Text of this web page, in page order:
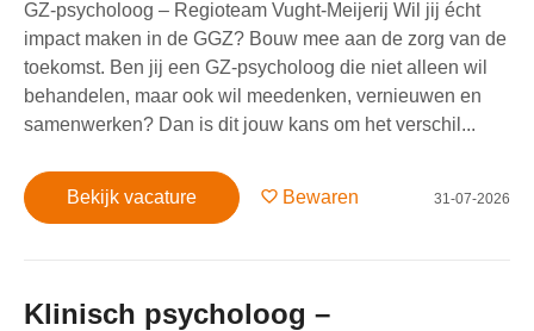
GZ-psycholoog – Regioteam Vught-Meijerij Wil jij écht
impact maken in de GGZ? Bouw mee aan de zorg van de
toekomst. Ben jij een GZ-psycholoog die niet alleen wil
behandelen, maar ook wil meedenken, vernieuwen en
samenwerken? Dan is dit jouw kans om het verschil...
Bekijk vacature Bewaren 31-07-2026
Klinisch psycholoog –